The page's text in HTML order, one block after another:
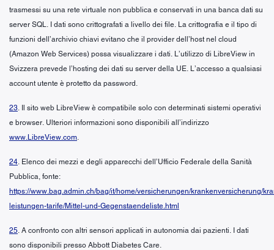
trasmessi su una rete virtuale non pubblica e conservati in una banca dati su
server SQL. I dati sono crittografati a livello dei file. La crittografia e il tipo di
funzioni dell’archivio chiavi evitano che il provider dell’host nel cloud
(Amazon Web Services) possa visualizzare i dati. L’utilizzo di LibreView in
Svizzera prevede l’hosting dei dati su server della UE. L’accesso a qualsiasi
account utente è protetto da password.
23. Il sito web LibreView è compatibile solo con determinati sistemi operativi
e browser. Ulteriori informazioni sono disponibili all’indirizzo
www.LibreView.com.
24. Elenco dei mezzi e degli apparecchi dell’Ufficio Federale della Sanità
Pubblica, fonte:
https://www.bag.admin.ch/bag/it/home/versicherungen/krankenversicherung/
leistungen-tarife/Mittel-und-Gegenstaendeliste.html
25. A confronto con altri sensori applicati in autonomia dai pazienti. I dati
sono disponibili presso Abbott Diabetes Care.